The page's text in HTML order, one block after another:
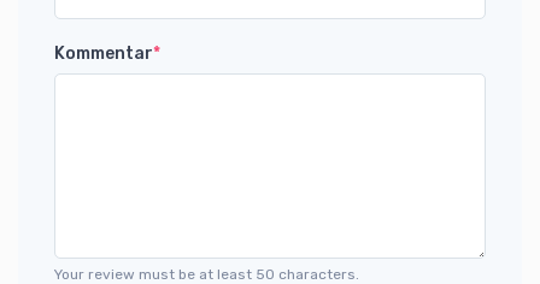
Kommentar*
Your review must be at least 50 characters.